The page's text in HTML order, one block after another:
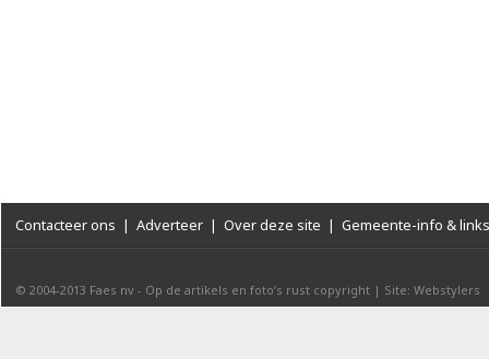
Contacteer ons | Adverteer | Over deze site | Gemeente-info & links
© 2004-2013 Faes nv - Op de artikels en foto’s rust copyright | Site: Webstylers